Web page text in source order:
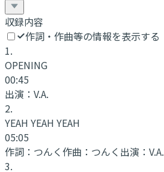
収録内容
作詞・作曲等の情報を表示する
1.
OPENING
00:45
出演： V.A.
2.
YEAH YEAH YEAH
05:05
作詞： つんく作曲： つんく 出演： V.A.
3.